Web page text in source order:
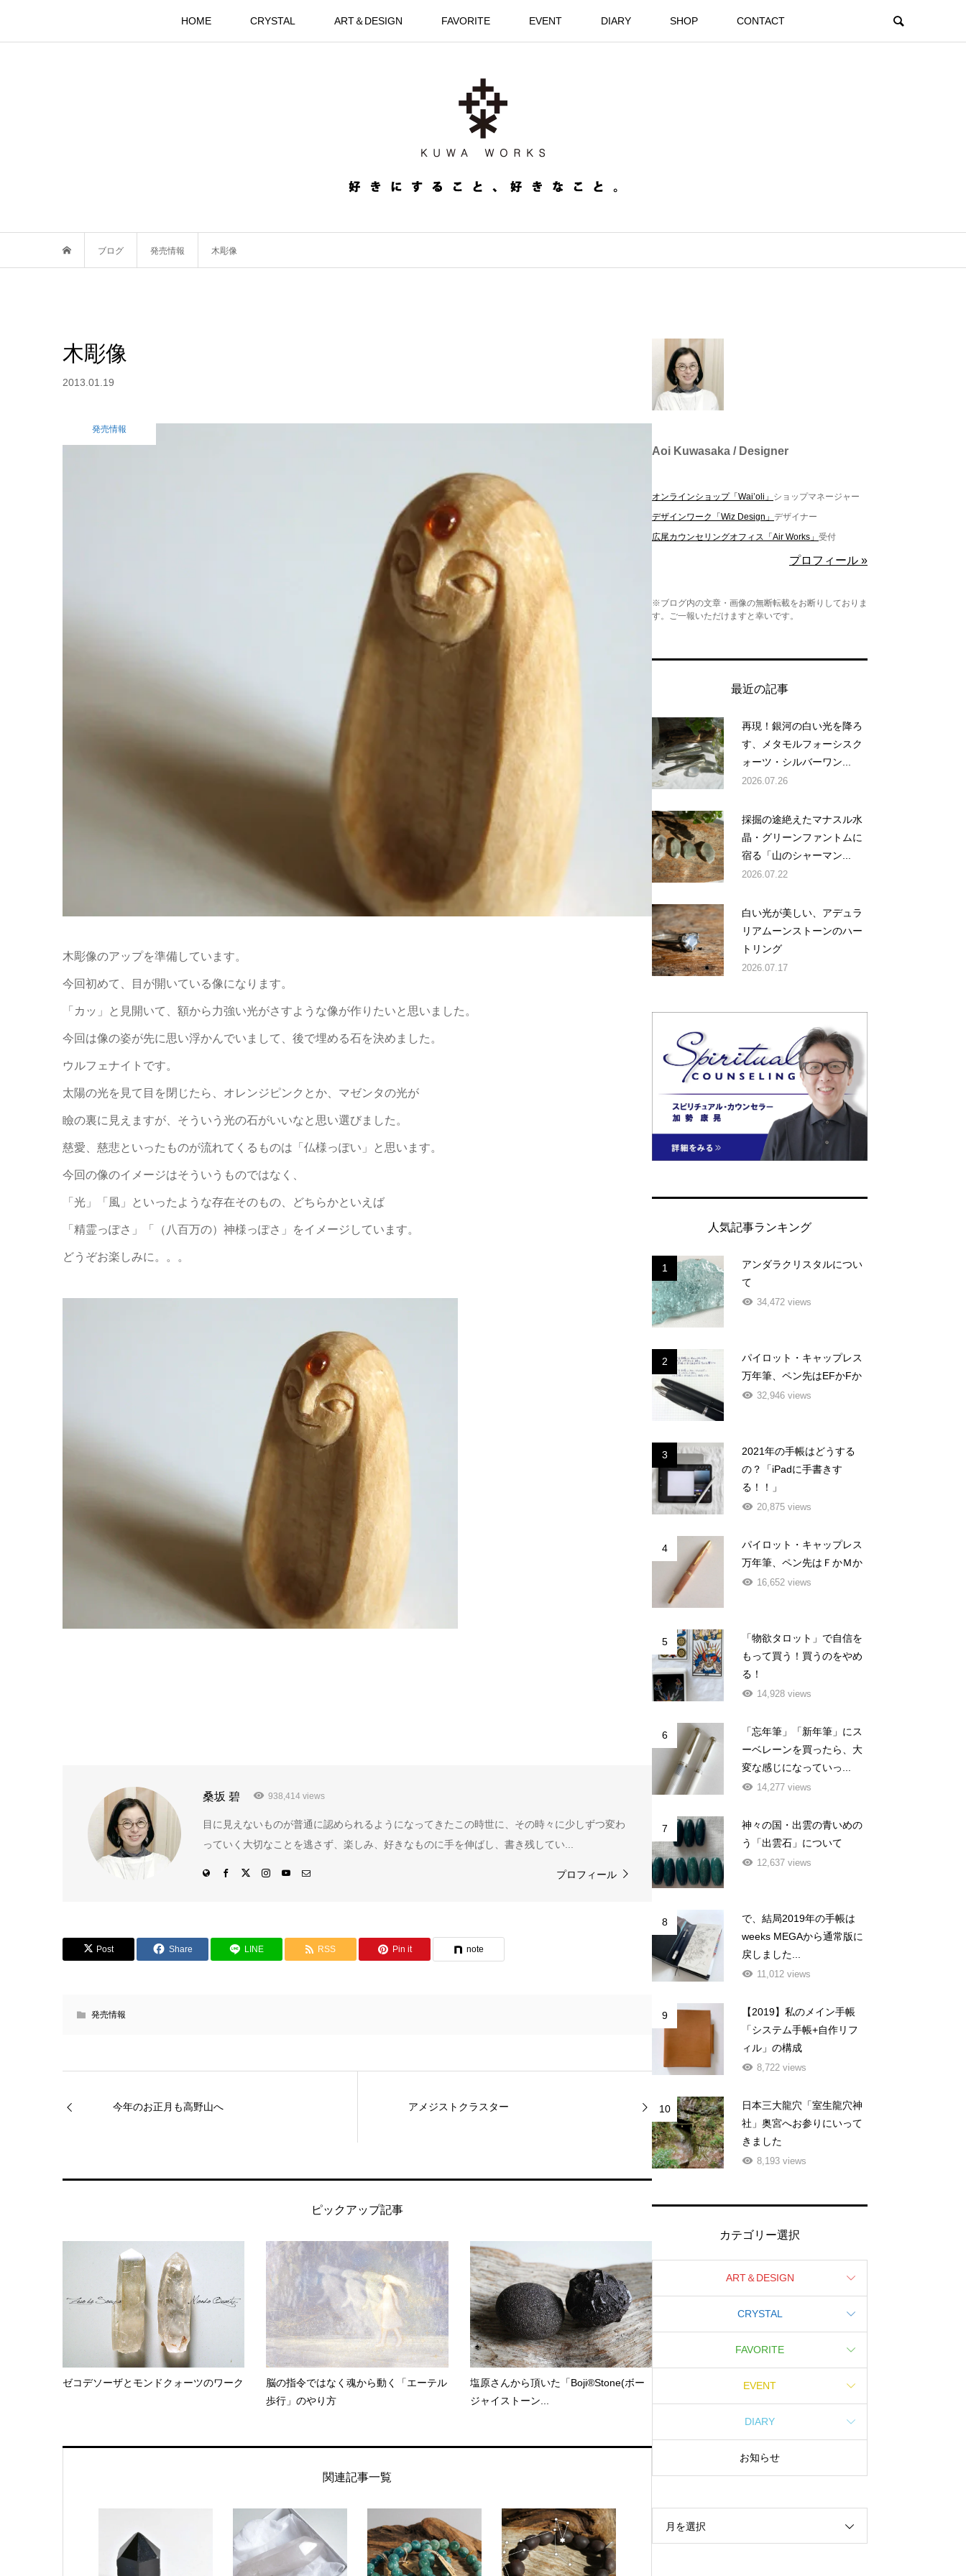
HOME CRYSTAL ART＆DESIGN FAVORITE EVENT DIARY SHOP CONTACT
ブログ 発売情報 木彫像
木彫像
2013.01.19
発売情報
木彫像のアップを準備しています。
今回初めて、目が開いている像になります。
「カッ」と見開いて、額から力強い光がさすような像が作りたいと思いました。
今回は像の姿が先に思い浮かんでいまして、後で埋める石を決めました。
ウルフェナイトです。
太陽の光を見て目を閉じたら、オレンジピンクとか、マゼンタの光が
瞼の裏に見えますが、そういう光の石がいいなと思い選びました。
慈愛、慈悲といったものが流れてくるものは「仏様っぽい」と思います。
今回の像のイメージはそういうものではなく、
「光」「風」といったような存在そのもの、どちらかといえば
「精霊っぽさ」「（八百万の）神様っぽさ」をイメージしています。
どうぞお楽しみに。。。
桑坂 碧 938,414 views
目に見えないものが普通に認められるようになってきたこの時世に、その時々に少しずつ変わ
っていく大切なことを逃さず、楽しみ、好きなものに手を伸ばし、書き残してい...
プロフィール
Post Share LINE RSS Pin it note
発売情報
今年のお正月も高野山へ アメジストクラスター
ピックアップ記事
ゼコデソーザとモンドクォーツのワーク
脳の指令ではなく魂から動く「エーテル
歩行」のやり方
塩原さんから頂いた「Boji®Stone(ボー
ジャイストーン...
関連記事一覧
Aoi Kuwasaka / Designer
オンラインショップ「Wai’oli」 ショップマネージャー
デザインワーク「Wiz Design」 デザイナー
広尾カウンセリングオフィス「Air Works」 受付
プロフィール »
※ブログ内の文章・画像の無断転載をお断りしておりま
す。ご一報いただけますと幸いです。
最近の記事
再現！銀河の白い光を降ろ
す、メタモルフォーシスク
ォーツ・シルバーワン...
2026.07.26
採掘の途絶えたマナスル水
晶・グリーンファントムに
宿る「山のシャーマン...
2026.07.22
白い光が美しい、アデュラ
リアムーンストーンのハー
トリング
2026.07.17
人気記事ランキング
1
アンダラクリスタルについ
て
34,472 views
2
パイロット・キャップレス
万年筆、ペン先はEFかFか
32,946 views
3
2021年の手帳はどうする
の？「iPadに手書きす
る！！」
20,875 views
4
パイロット・キャップレス
万年筆、ペン先はＦかＭか
16,652 views
5
「物欲タロット」で自信を
もって買う！買うのをやめ
る！
14,928 views
6
「忘年筆」「新年筆」にス
ーベレーンを買ったら、大
変な感じになっていっ...
14,277 views
7
神々の国・出雲の青いめの
う「出雲石」について
12,637 views
8
で、結局2019年の手帳は
weeks MEGAから通常版に
戻しました...
11,012 views
9
【2019】私のメイン手帳
「システム手帳+自作リフ
ィル」の構成
8,722 views
10
日本三大龍穴「室生龍穴神
社」奥宮へお参りにいって
きました
8,193 views
カテゴリー選択
ART＆DESIGN
CRYSTAL
FAVORITE
EVENT
DIARY
お知らせ
月を選択